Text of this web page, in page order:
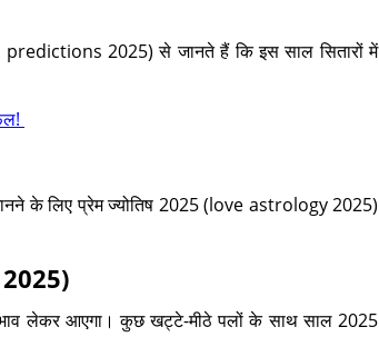
2025) से जानते हैं कि इस साल सितारों में
के लिए प्रेम ज्योतिष 2025 (love astrology 2025)
लेकर आएगा। कुछ खट्टे-मीठे पलों के साथ साल 2025